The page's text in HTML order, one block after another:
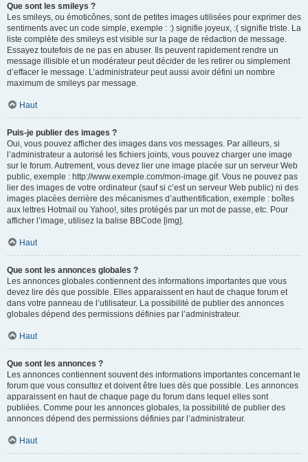
Que sont les smileys ?
Les smileys, ou émoticônes, sont de petites images utilisées pour exprimer des
sentiments avec un code simple, exemple : :) signifie joyeux, :( signifie triste. La
liste complète des smileys est visible sur la page de rédaction de message.
Essayez toutefois de ne pas en abuser. Ils peuvent rapidement rendre un
message illisible et un modérateur peut décider de les retirer ou simplement
d’effacer le message. L’administrateur peut aussi avoir défini un nombre
maximum de smileys par message.
Haut
Puis-je publier des images ?
Oui, vous pouvez afficher des images dans vos messages. Par ailleurs, si
l’administrateur a autorisé les fichiers joints, vous pouvez charger une image
sur le forum. Autrement, vous devez lier une image placée sur un serveur Web
public, exemple : http://www.exemple.com/mon-image.gif. Vous ne pouvez pas
lier des images de votre ordinateur (sauf si c’est un serveur Web public) ni des
images placées derrière des mécanismes d’authentification, exemple : boîtes
aux lettres Hotmail ou Yahoo!, sites protégés par un mot de passe, etc. Pour
afficher l’image, utilisez la balise BBCode [img].
Haut
Que sont les annonces globales ?
Les annonces globales contiennent des informations importantes que vous
devez lire dès que possible. Elles apparaissent en haut de chaque forum et
dans votre panneau de l’utilisateur. La possibilité de publier des annonces
globales dépend des permissions définies par l’administrateur.
Haut
Que sont les annonces ?
Les annonces contiennent souvent des informations importantes concernant le
forum que vous consultez et doivent être lues dès que possible. Les annonces
apparaissent en haut de chaque page du forum dans lequel elles sont
publiées. Comme pour les annonces globales, la possibilité de publier des
annonces dépend des permissions définies par l’administrateur.
Haut